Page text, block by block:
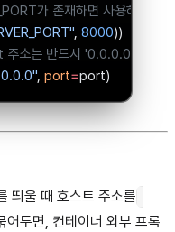
가 존재하면 사용하고 기
, 8000))
주소는 반드시 '0.0.0.0'이어야
, port=port)
띄울 때 호스트 주소를
어두면, 컨테이너 외부 프록